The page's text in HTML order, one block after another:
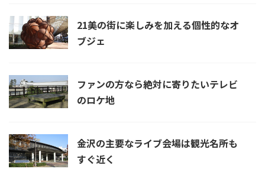
21美の街に楽しみを加える個性的なオ
ブジェ
ファンの方なら絶対に寄りたいテレビ
のロケ地
金沢の主要なライブ会場は観光名所も
すぐ近く